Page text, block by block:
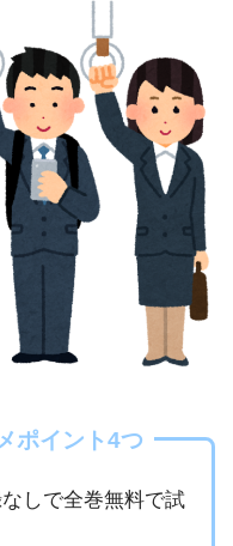
ポイント4つ
しで全巻無料で試